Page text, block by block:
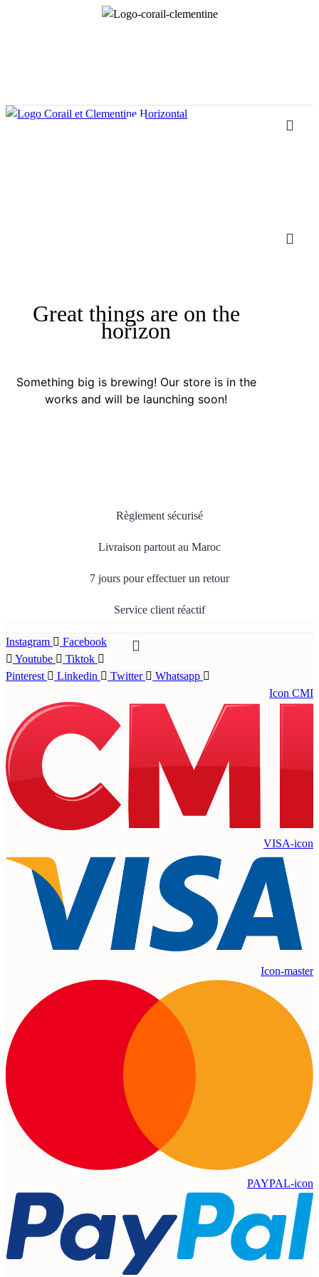
Great things are on the
horizon
Something big is brewing! Our store is in the
works and will be launching soon!
Règlement sécurisé
Livraison partout au Maroc
7 jours pour effectuer un retour
Service client réactif
Instagram
Facebook
Youtube
Tiktok
Pinterest
Linkedin Twitter
Whatsapp
Icon CMI
VISA-icon
Icon-master
PAYPAL-icon